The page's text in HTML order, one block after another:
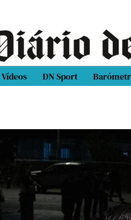
Vídeos DN Sport